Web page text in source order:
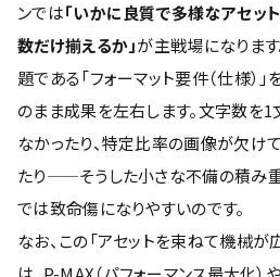
ンでは「いかに良質で多様なアセッ
数だけ揃えるか」が主戦場になりま
題である「フォーマット要件（仕様）
のまま成果を左右します。文字数を
なかったり、特定比率の画像が欠け
たり——そうした小さな不備の積み重
では致命傷になりやすいのです。
なお、この「アセットを束ねて機械